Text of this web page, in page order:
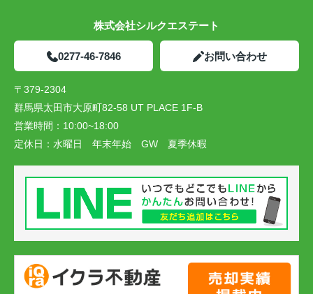
株式会社シルクエステート
0277-46-7846 お問い合わせ
〒379-2304
群馬県太田市大原町82-58 UT PLACE 1F-B
営業時間： 10:00~18:00
定休日： 水曜日 年末年始 GW 夏季休暇